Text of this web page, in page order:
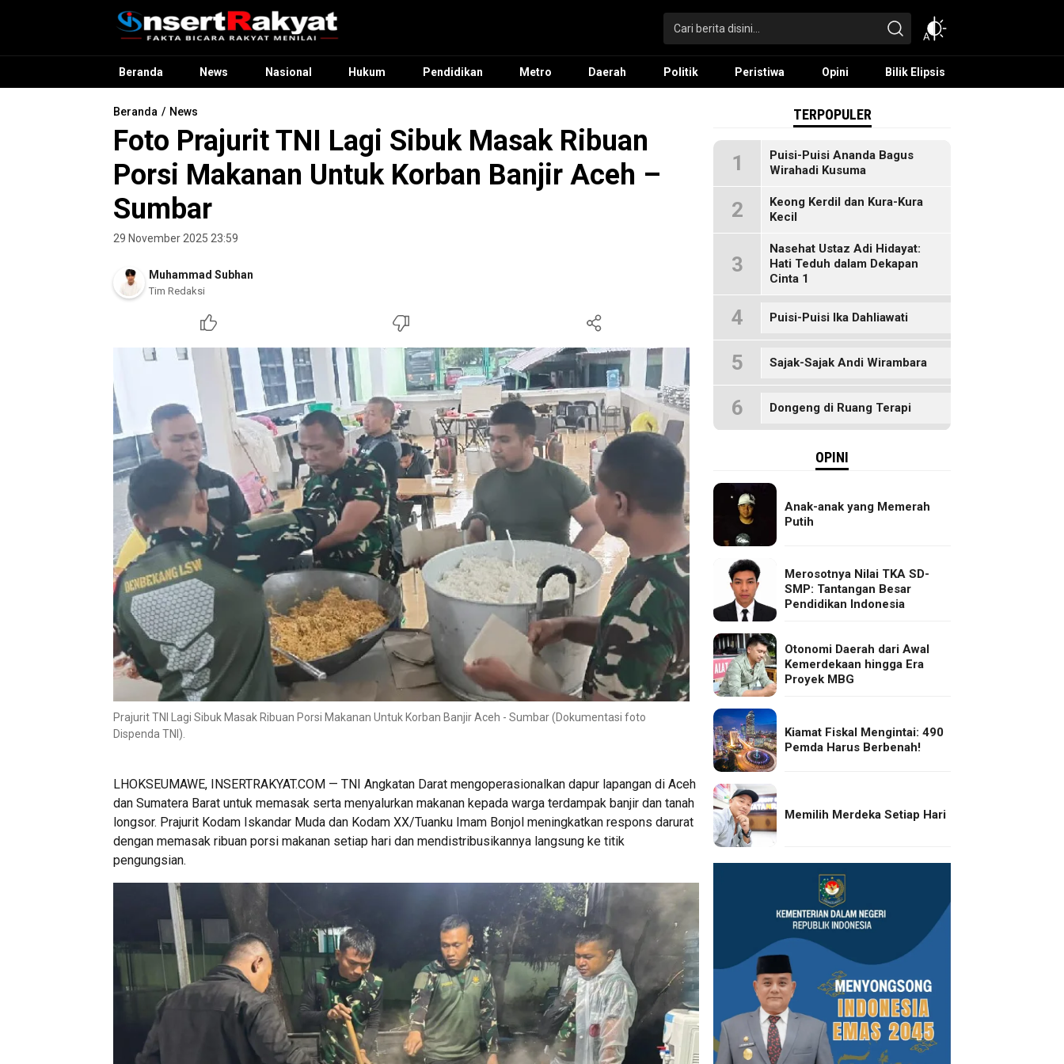
InsertRakyat.com
Fakta Bicara Rakyat Menilai
Beranda News Nasional Hukum Pendidikan Metro Daerah Politik Peristiwa Opini Bilik Elipsis
Beranda News
Foto Prajurit TNI Lagi Sibuk Masak Ribuan
Porsi Makanan Untuk Korban Banjir Aceh –
Sumbar
29 November 2025 23:59
Muhammad Subhan
Tim Redaksi
Prajurit TNI Lagi Sibuk Masak Ribuan Porsi Makanan Untuk Korban Banjir Aceh - Sumbar (Dokumentasi foto
Dispenda TNI).
LHOKSEUMAWE, INSERTRAKYAT.COM — TNI Angkatan Darat mengoperasionalkan dapur lapangan di Aceh
dan Sumatera Barat untuk memasak serta menyalurkan makanan kepada warga terdampak banjir dan tanah
longsor. Prajurit Kodam Iskandar Muda dan Kodam XX/Tuanku Imam Bonjol meningkatkan respons darurat
dengan memasak ribuan porsi makanan setiap hari dan mendistribusikannya langsung ke titik
pengungsian.
TERPOPULER
1
Puisi-Puisi Ananda Bagus
Wirahadi Kusuma
2
Keong Kerdil dan Kura-Kura
Kecil
3
Nasehat Ustaz Adi Hidayat:
Hati Teduh dalam Dekapan
Cinta 1
4 Puisi-Puisi Ika Dahliawati
5 Sajak-Sajak Andi Wirambara
6 Dongeng di Ruang Terapi
OPINI
Anak-anak yang Memerah
Putih
Merosotnya Nilai TKA SD-
SMP: Tantangan Besar
Pendidikan Indonesia
Otonomi Daerah dari Awal
Kemerdekaan hingga Era
Proyek MBG
Kiamat Fiskal Mengintai: 490
Pemda Harus Berbenah!
Memilih Merdeka Setiap Hari